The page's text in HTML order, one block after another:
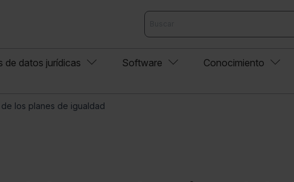
de datos jurídicas Software Conocimiento
los planes de igualdad